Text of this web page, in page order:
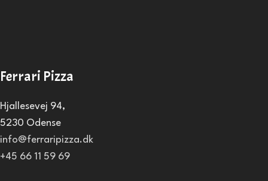
Ferrari Pizza
Hjallesevej 94,
5230 Odense
info@ferraripizza.dk
+45 66 11 59 69